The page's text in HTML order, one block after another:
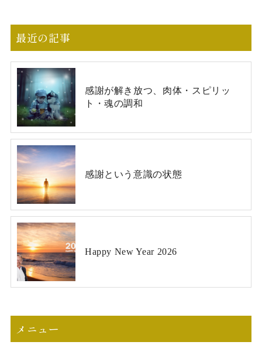
最近の記事
感謝が解き放つ、肉体・スピリッ
ト・魂の調和
感謝という意識の状態
Happy New Year 2026
メニュー